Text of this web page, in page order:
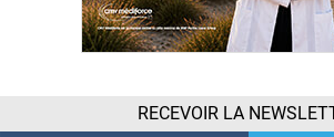
RECEVOIR LA